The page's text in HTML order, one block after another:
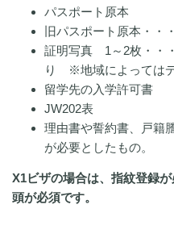
パスポート原本
旧パスポート原本・・
証明写真 1～2枚・・
り ※地域によっては
留学先の入学許可書
JW202表
理由書や誓約書、戸籍
が必要としたもの。
X1ビザの場合は、指紋登録
頭が必須です。